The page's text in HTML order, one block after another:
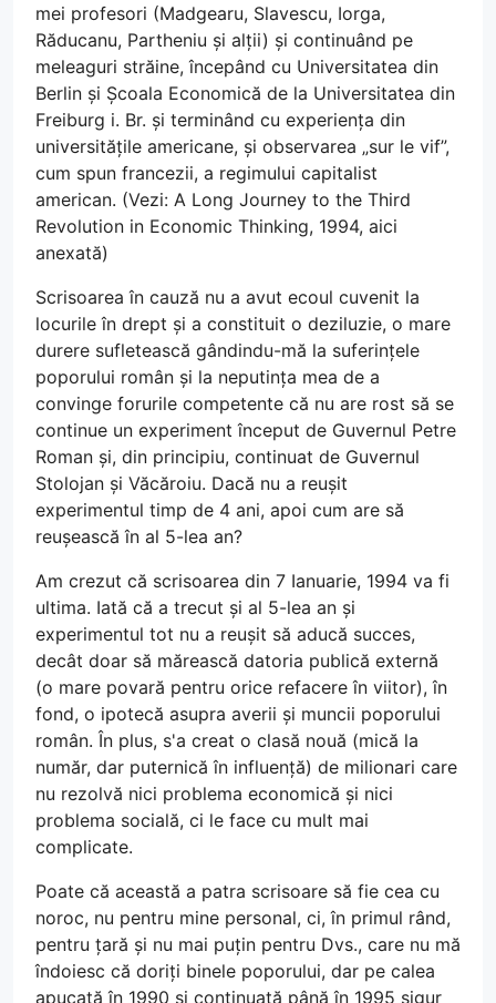
mei profesori (Madgearu, Slavescu, Iorga,
Răducanu, Partheniu și alții) și continuând pe
meleaguri străine, începând cu Universitatea din
Berlin și Școala Economică de la Universitatea din
Freiburg i. Br. și terminând cu experiența din
universitățile americane, și observarea „sur le vif”,
cum spun francezii, a regimului capitalist
american. (Vezi: A Long Journey to the Third
Revolution in Economic Thinking, 1994, aici
anexată)
Scrisoarea în cauză nu a avut ecoul cuvenit la
locurile în drept și a constituit o deziluzie, o mare
durere sufletească gândindu-mă la suferințele
poporului român și la neputința mea de a
convinge forurile competente că nu are rost să se
continue un experiment început de Guvernul Petre
Roman și, din principiu, continuat de Guvernul
Stolojan și Văcăroiu. Dacă nu a reușit
experimentul timp de 4 ani, apoi cum are să
reușească în al 5-lea an?
Am crezut că scrisoarea din 7 Ianuarie, 1994 va fi
ultima. Iată că a trecut și al 5-lea an și
experimentul tot nu a reușit să aducă succes,
decât doar să mărească datoria publică externă
(o mare povară pentru orice refacere în viitor), în
fond, o ipotecă asupra averii și muncii poporului
român. În plus, s'a creat o clasă nouă (mică la
număr, dar puternică în influență) de milionari care
nu rezolvă nici problema economică și nici
problema socială, ci le face cu mult mai
complicate.
Poate că această a patra scrisoare să fie cea cu
noroc, nu pentru mine personal, ci, în primul rând,
pentru țară și nu mai puțin pentru Dvs., care nu mă
îndoiesc că doriți binele poporului, dar pe calea
apucată în 1990 și continuată până în 1995 sigur